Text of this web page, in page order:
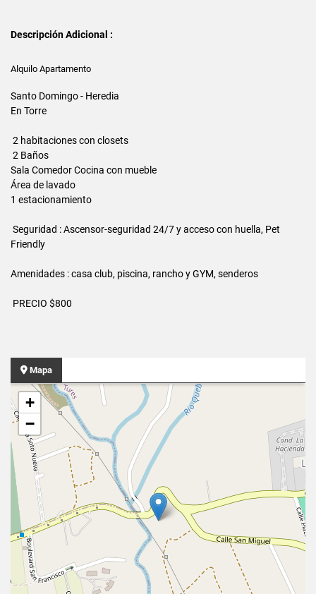
Descripción Adicional :
Alquilo Apartamento
Santo Domingo - Heredia
En Torre
2 habitaciones con closets
2 Baños
Sala Comedor Cocina con mueble
Área de lavado
1 estacionamiento
Seguridad : Ascensor-seguridad 24/7 y acceso con huella, Pet
Friendly
Amenidades : casa club, piscina, rancho y GYM, senderos
PRECIO $800
Mapa
+
−